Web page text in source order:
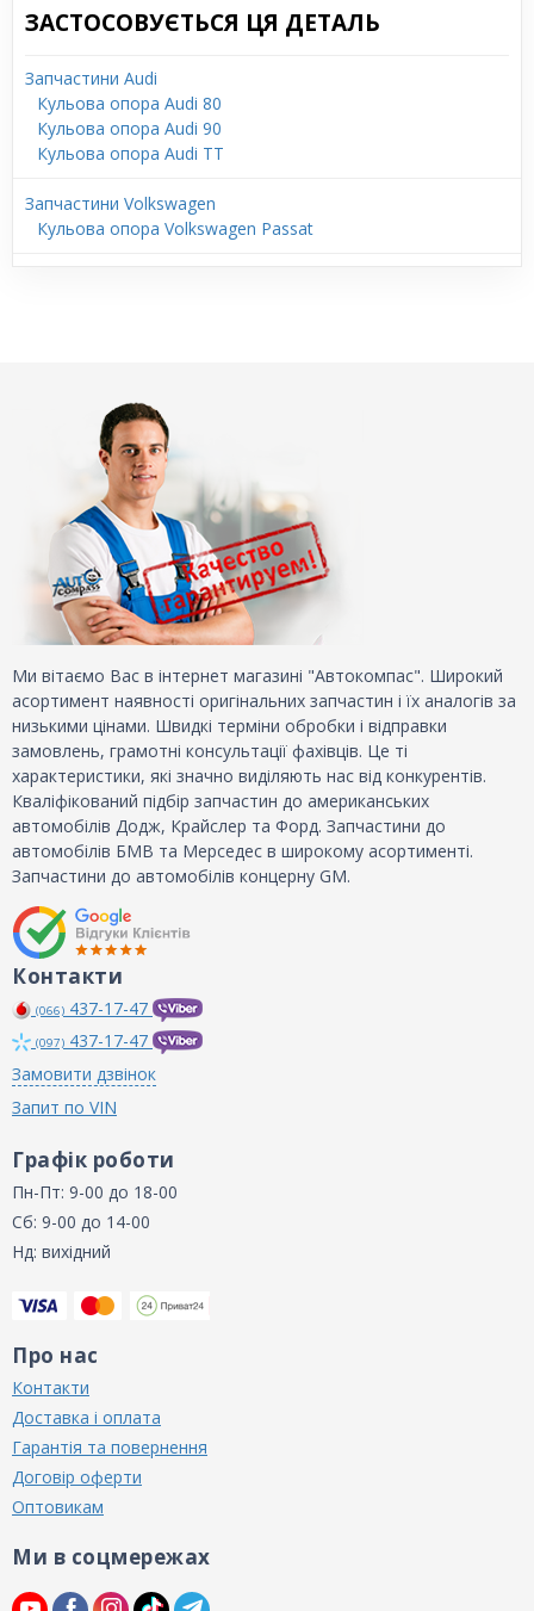
ЗАСТОСОВУЄТЬСЯ ЦЯ ДЕТАЛЬ
Запчастини Audi
Кульова опора Audi 80
Кульова опора Audi 90
Кульова опора Audi TT
Запчастини Volkswagen
Кульова опора Volkswagen Passat
Ми вітаємо Вас в інтернет магазині "Автокомпас". Широкий
асортимент наявності оригінальних запчастин і їх аналогів за
низькими цінами. Швидкі терміни обробки і відправки
замовлень, грамотні консультації фахівців. Це ті
характеристики, які значно виділяють нас від конкурентів.
Кваліфікований підбір запчастин до американських
автомобілів Додж, Крайслер та Форд. Запчастини до
автомобілів БМВ та Мерседес в широкому асортименті.
Запчастини до автомобілів концерну GM.
Контакти
(066) 437-17-47
(097) 437-17-47
Замовити дзвінок
Запит по VIN
Графік роботи
Пн-Пт: 9-00 до 18-00
Сб: 9-00 до 14-00
Нд: вихідний
Про нас
Контакти
Доставка і оплата
Гарантія та повернення
Договір оферти
Оптовикам
Ми в соцмережах